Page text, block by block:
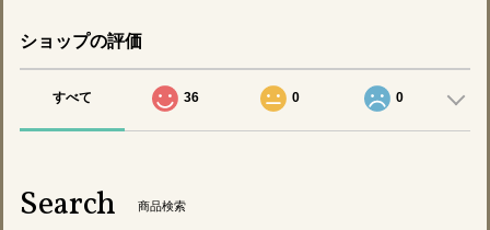
ショップの評価
すべて 36 0 0
Search 商品検索